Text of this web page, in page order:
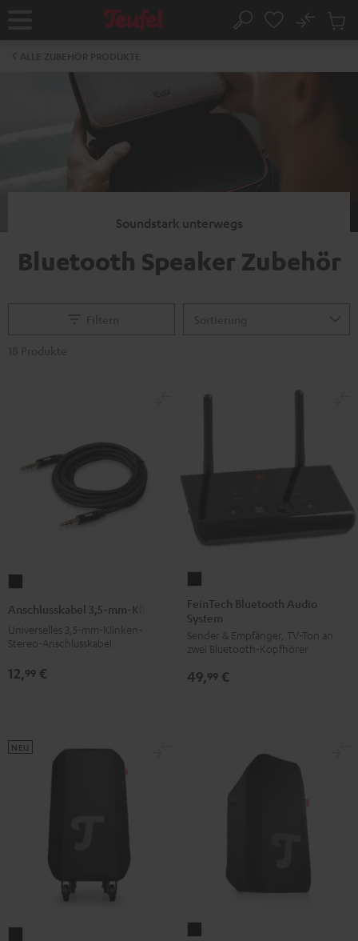
Startseite Suche
No
Soundstark unterwegs
Bluetooth Speaker Zubehör
3,5-
Klinke
Anschlusskabel 3,5-mm-Klinke
Universelles 3,5-mm-Klinken-
Stereo-Anschlusskabel
12,99 €
Bluetooth
Audio
System
Schwarz
FeinTech Bluetooth Audio
System
Sender & Empfänger, TV-Ton an
zwei Bluetooth-Kopfhörer
49,99 €
NEU